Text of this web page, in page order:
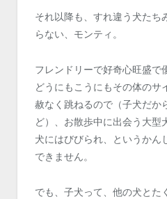
それ以降も、すれ違う犬たち
らない、モンティ。
フレンドリーで好奇心旺盛で
どうにもこうにもその体のサ
赦なく跳ねるので（子犬だか
ど）、お散歩中に出会う大型
犬にはびびられ、というかん
できません。
でも、子犬って、他の犬とた